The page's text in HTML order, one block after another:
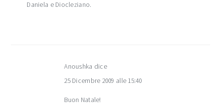
Daniela e Diocleziano.
Anoushka dice
25 Dicembre 2009 alle 15:40
Buon Natale!